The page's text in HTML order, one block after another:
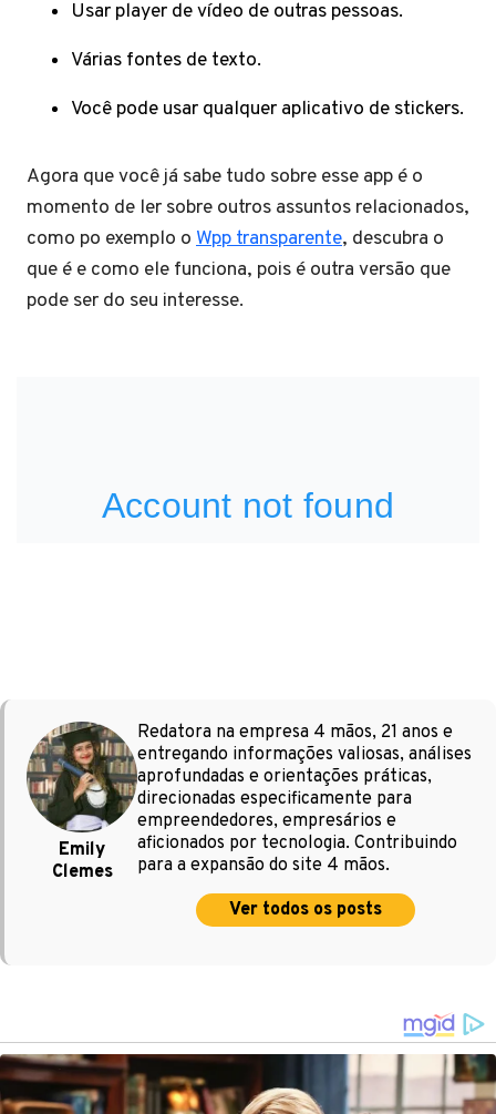
Usar player de vídeo de outras pessoas.
Várias fontes de texto.
Você pode usar qualquer aplicativo de stickers.
Agora que você já sabe tudo sobre esse app é o
momento de ler sobre outros assuntos relacionados,
como po exemplo o Wpp transparente, descubra o
que é e como ele funciona, pois é outra versão que
pode ser do seu interesse.
Emily
Clemes
Redatora na empresa 4 mãos, 21 anos e
entregando informações valiosas, análises
aprofundadas e orientações práticas,
direcionadas especificamente para
empreendedores, empresários e
aficionados por tecnologia. Contribuindo
para a expansão do site 4 mãos.
Ver todos os posts